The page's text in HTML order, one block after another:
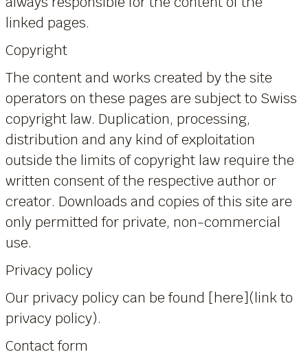
linked pages.
Copyright
The content and works created by the site
operators on these pages are subject to Swiss
copyright law. Duplication, processing,
distribution and any kind of exploitation
outside the limits of copyright law require the
written consent of the respective author or
creator. Downloads and copies of this site are
only permitted for private, non-commercial
use.
Privacy policy
Our privacy policy can be found [here](link to
privacy policy).
Contact form